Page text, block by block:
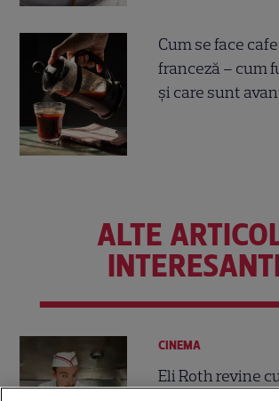
Cum se face
franceză – cum
și care sunt
ALTE
CINEMA
Eli Roth revine